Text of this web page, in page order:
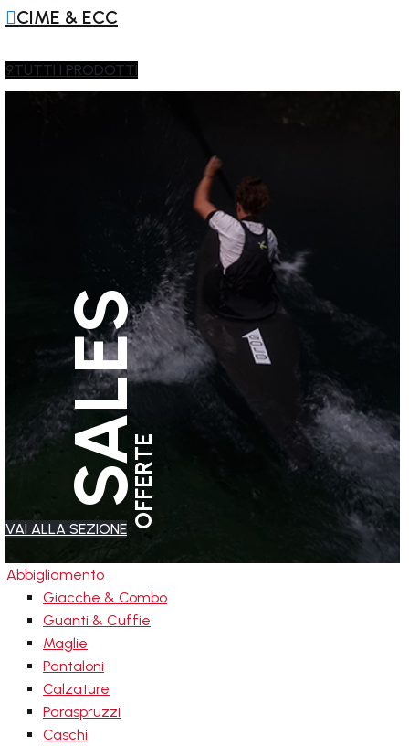
CIME & ECC
9TUTTI I PRODOTTI
SALESOFFERTE
VAI ALLA SEZIONE
Abbigliamento
Giacche & Combo
Guanti & Cuffie
Maglie
Pantaloni
Calzature
Paraspruzzi
Caschi